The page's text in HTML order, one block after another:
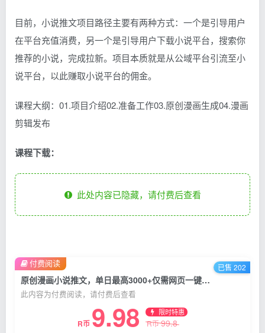
目前，小说推文项目路径主要有两种方式：一个是引导用户
在平台充值消费，另一个是引导用户下载小说平台，搜索你
推荐的小说，完成拉新。项目本质就是从公域平台引流至小
说平台，以此赚取小说平台的佣金。
课程大纲：01.项目介绍02.准备工作03.原创漫画生成04.漫画
剪辑发布
课程下载：
此处内容已隐藏，请付费后查看
原创漫画小说推文，单日最高3000+仅需网页一键生成 新手轻松上手
此内容为付费阅读，请付费后查看
R币 9.98 限时特惠
R币99.8
付费阅读 已售 202